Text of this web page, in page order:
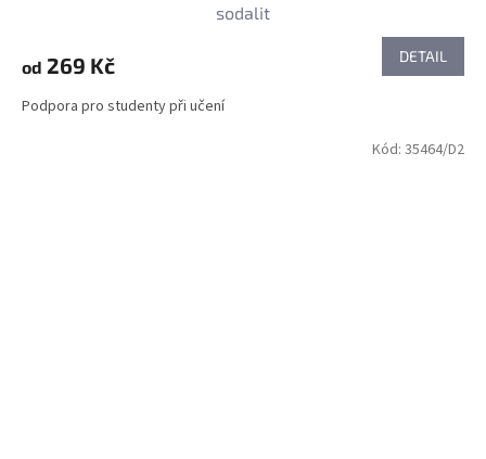
sodalit
od 269 Kč DETAIL
Podpora pro studenty při učení
Kód: 35464/D2